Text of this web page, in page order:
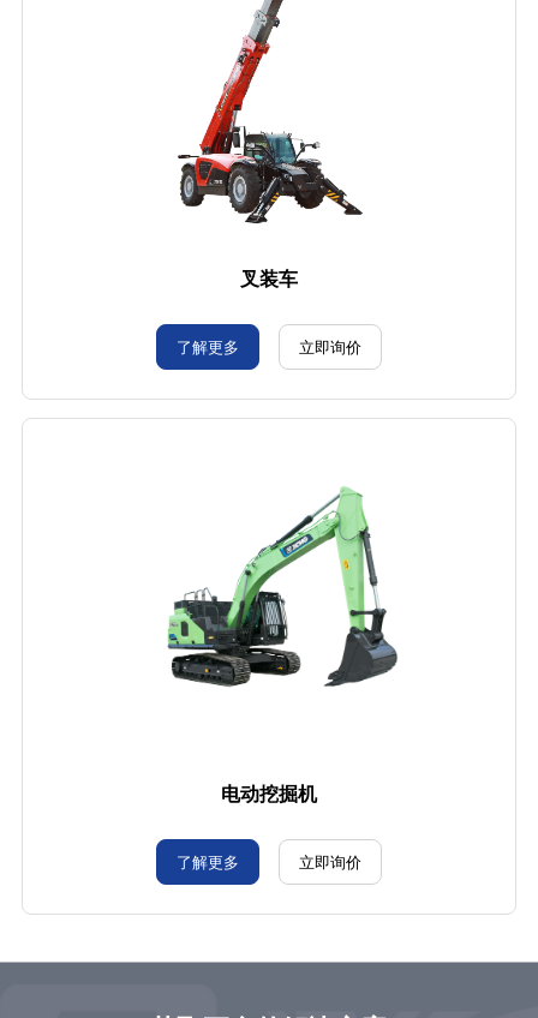
叉装车
了解更多 立即询价
电动挖掘机
了解更多 立即询价